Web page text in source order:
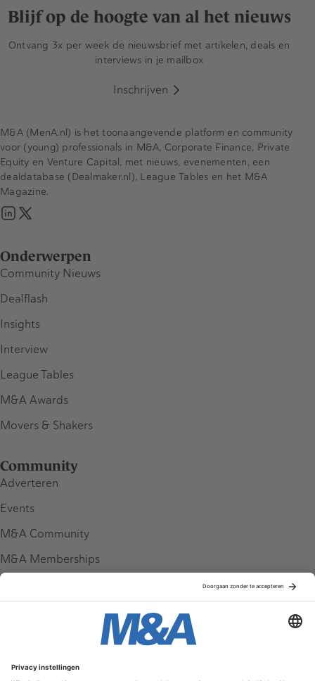
Blijf op de hoogte van al het nieuws
Ontvang 3x per week de nieuwsbrief met artikelen, deals en
interviews in je mailbox
Inschrijven
Onderwerpen
Community Nieuws
Dealflash
Insights
Interview
League Tables
M&A Awards
Movers & Shakers
Community
Adverteren
Events
M&A Community
M&A Memberships
Service & Contact
M&A (MenA.nl) is het toonaangevende platform en community
voor (young) professionals in M&A, Corporate Finance, Private
Equity en Venture Capital, met nieuws, evenementen, een
dealdatabase (Dealmaker.nl), League Tables en het M&A
Magazine.